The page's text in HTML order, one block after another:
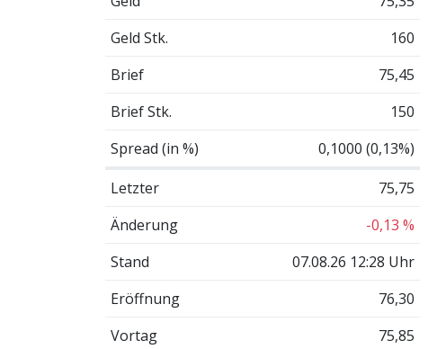
Geld Stk.
160
Brief
75,45
Brief Stk.
150
Spread (in %)
0,1000 (0,13%)
Letzter
75,75
Änderung
-0,13 %
Stand
07.08.26 12:28 Uhr
Eröffnung
76,30
Vortag
75,85